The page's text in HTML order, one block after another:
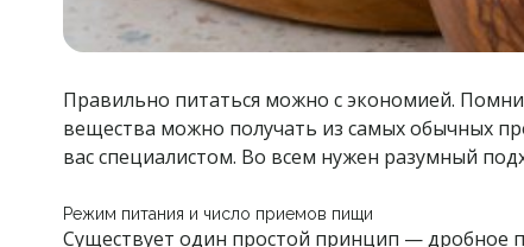
Правильно питаться можно с экономией.
вещества можно получать из самых обычных
вас специалистом. Во всем нужен разумный
Режим питания и число приемов пищи
Существует один простой принцип — дробное